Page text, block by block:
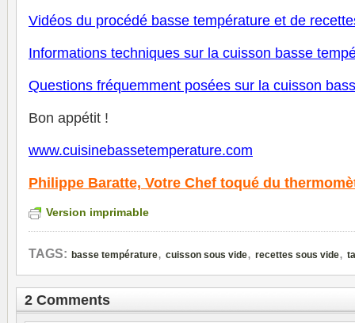
Vidéos du procédé basse température et de
Informations techniques sur la cuisson basse
Questions fréquemment posées sur la cuisson
Bon appétit !
www.cuisinebassetemperature.com
Philippe Baratte, Votre Chef toqué du
Version imprimable
TAGS: basse température, cuisson sous vide, recettes sous vide,
2 Comments